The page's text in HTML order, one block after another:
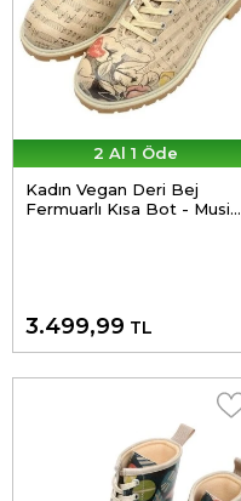
2 Al 1 Öde
Kadın Vegan Deri Bej
Fermuarlı Kısa Bot - Music
3.499,99 TL